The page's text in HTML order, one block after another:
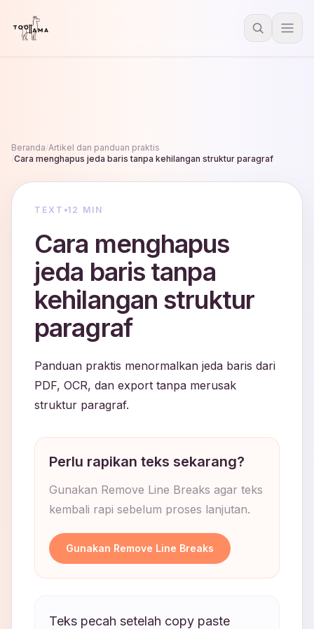
Beranda Artikel dan panduan praktis
Cara menghapus jeda baris tanpa kehilangan struktur paragraf
TEXT 12 MIN
Cara menghapus
jeda baris tanpa
kehilangan struktur
paragraf
Panduan praktis menormalkan jeda baris dari
PDF, OCR, dan export tanpa merusak
struktur paragraf.
Perlu rapikan teks sekarang?
Gunakan Remove Line Breaks agar teks
kembali rapi sebelum proses lanjutan.
Gunakan Remove Line Breaks
Teks pecah setelah copy paste